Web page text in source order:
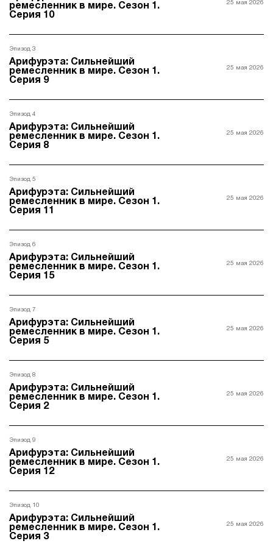
ремесленник в мире. Сезон 1.
Серия 10
25 мая 2026
Эпизод 3
Арифурэта: Сильнейший
ремесленник в мире. Сезон 1.
Серия 9
25 мая 2026
Эпизод 4
Арифурэта: Сильнейший
ремесленник в мире. Сезон 1.
Серия 8
25 мая 2026
Эпизод 5
Арифурэта: Сильнейший
ремесленник в мире. Сезон 1.
Серия 11
25 мая 2026
Эпизод 6
Арифурэта: Сильнейший
ремесленник в мире. Сезон 1.
Серия 15
25 мая 2026
Эпизод 7
Арифурэта: Сильнейший
ремесленник в мире. Сезон 1.
Серия 5
25 мая 2026
Эпизод 8
Арифурэта: Сильнейший
ремесленник в мире. Сезон 1.
Серия 2
25 мая 2026
Эпизод 9
Арифурэта: Сильнейший
ремесленник в мире. Сезон 1.
Серия 12
25 мая 2026
Эпизод 10
Арифурэта: Сильнейший
ремесленник в мире. Сезон 1.
Серия 3
25 мая 2026